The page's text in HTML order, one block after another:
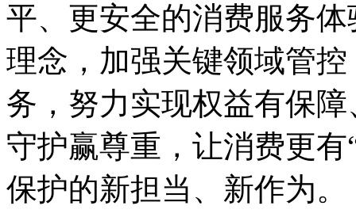
平、更安全的消费服务
理念，加强关键领域管
务，努力实现权益有保
守护赢尊重，让消费更
保护的新担当、新作为。